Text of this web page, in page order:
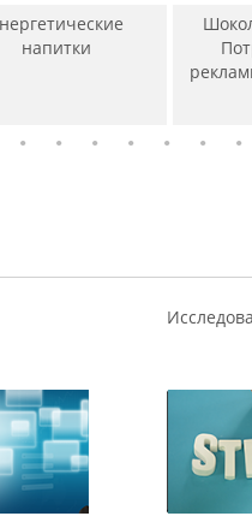
напитки